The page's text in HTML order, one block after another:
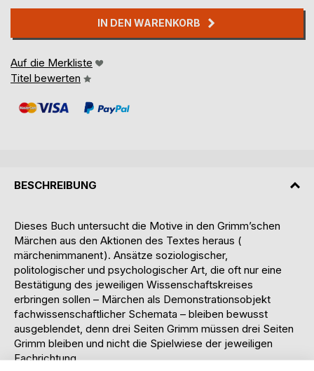
IN DEN WARENKORB
Auf die Merkliste
Titel bewerten
BESCHREIBUNG
Dieses Buch untersucht die Motive in den Grimm’schen
Märchen aus den Aktionen des Textes heraus (
märchenimmanent ). Ansätze soziologischer,
politologischer und psychologischer Art, die oft nur eine
Bestätigung des jeweiligen Wissenschaftskreises
erbringen sollen – Märchen als Demonstrationsobjekt
fachwissenschaftlicher Schemata – bleiben bewusst
ausgeblendet, denn drei Seiten Grimm müssen drei Seiten
Grimm bleiben und nicht die Spielwiese der jeweiligen
Fachrichtung.